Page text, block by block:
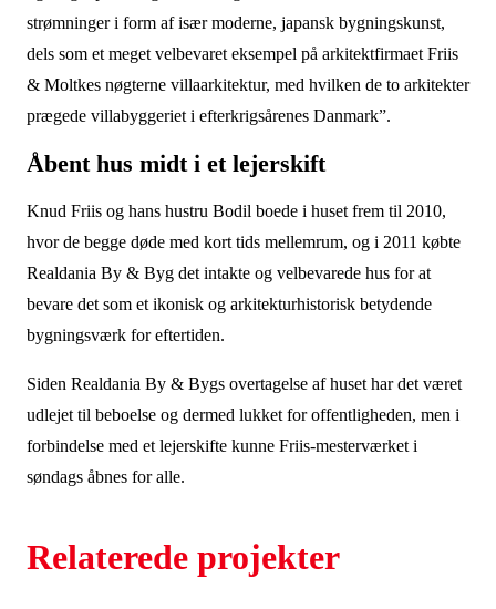
strømninger i form af især moderne, japansk bygningskunst,
dels som et meget velbevaret eksempel på arkitektfirmaet Friis
& Moltkes nøgterne villaarkitektur, med hvilken de to arkitekter
prægede villabyggeriet i efterkrigsårenes Danmark”.
Åbent hus midt i et lejerskift
Knud Friis og hans hustru Bodil boede i huset frem til 2010,
hvor de begge døde med kort tids mellemrum, og i 2011 købte
Realdania By & Byg det intakte og velbevarede hus for at
bevare det som et ikonisk og arkitekturhistorisk betydende
bygningsværk for eftertiden.
Siden Realdania By & Bygs overtagelse af huset har det været
udlejet til beboelse og dermed lukket for offentligheden, men i
forbindelse med et lejerskifte kunne Friis-mesterværket i
søndags åbnes for alle.
Relaterede projekter